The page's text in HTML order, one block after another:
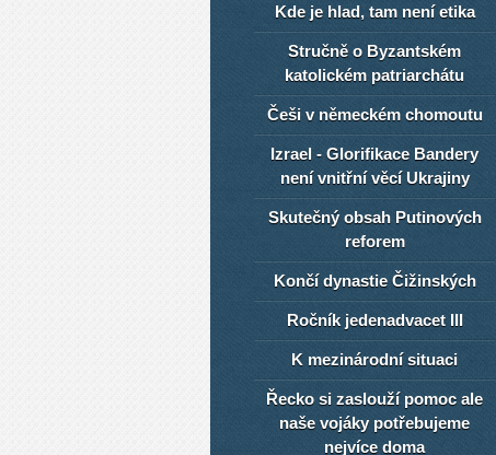
Kde je hlad, tam není etika
Stručně o Byzantském
katolickém patriarchátu
Češi v německém chomoutu
Izrael - Glorifikace Bandery
není vnitřní věcí Ukrajiny
Skutečný obsah Putinových
reforem
Končí dynastie Čižinských
Ročník jedenadvacet III
K mezinárodní situaci
Řecko si zaslouží pomoc ale
naše vojáky potřebujeme
nejvíce doma